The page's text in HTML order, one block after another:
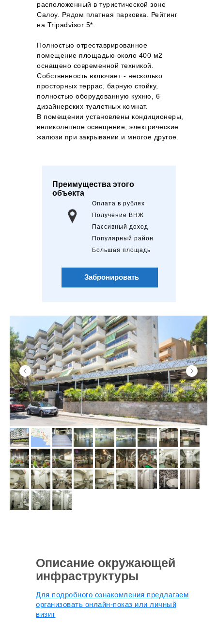
расположенный в туристической зоне
Салоу. Рядом платная парковка. Рейтинг
на Tripadvisor 5*.
Полностью отреставрированное
помещение площадью около 400 м2
оснащено современной техникой.
Собственность включает - несколько
просторных террас, барную стойку,
полностью оборудованную кухню, 6
дизайнерских туалетных комнат.
В помещении установлены кондиционеры,
великолепное освещение, электрические
жалюзи при закрывании и многое другое.
Преимущества этого
объекта
Забронировать
Оплата в рублях
Получение ВНЖ
Пассивный доход
Популярный район
Большая площадь
Описание окружающей
инфраструктуры
Для подробного ознакомления предлагаем
организовать онлайн-показ или личный
визит